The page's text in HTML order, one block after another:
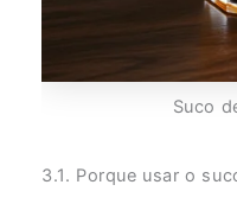
Suco
3.1. Porque usar o